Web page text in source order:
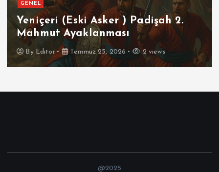
GENEL
Yeniçeri (Eski Asker ) Padişah 2.
Mahmut Ayaklanması
By Editor Temmuz 25, 2026 2 views
@2025